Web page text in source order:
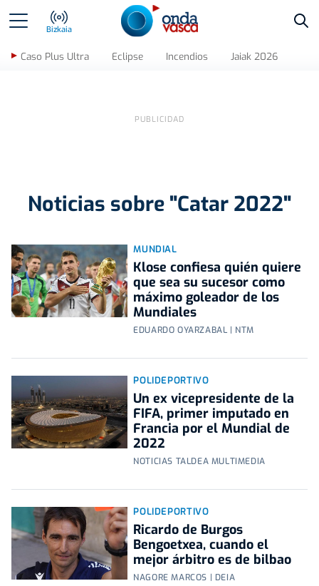
Bizkaia
Caso Plus Ultra Eclipse Incendios Jaiak 2026
Noticias sobre "Catar 2022"
MUNDIAL
Klose confiesa quién quiere
que sea su sucesor como
máximo goleador de los
Mundiales
EDUARDO OYARZABAL | NTM
POLIDEPORTIVO
Un ex vicepresidente de la
FIFA, primer imputado en
Francia por el Mundial de
2022
NOTICIAS TALDEA MULTIMEDIA
POLIDEPORTIVO
Ricardo de Burgos
Bengoetxea, cuando el
mejor árbitro es de bilbao
NAGORE MARCOS | DEIA